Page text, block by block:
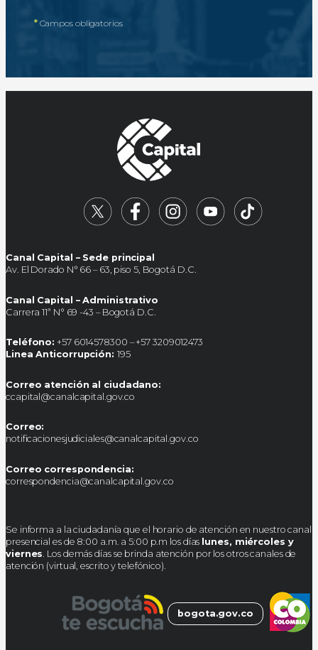
*Campos obligatorios
Canal Capital – Sede principal
Av. El Dorado N° 66 – 63, piso 5, Bogotá D.C.
Canal Capital – Administrativo
Carrera 11ª N° 69 -43 – Bogotá D.C.
Teléfono: +57 6014578300 – +57 3209012473
Linea Anticorrupción: 195
Correo atención al ciudadano:
ccapital@canalcapital.gov.co
Correo:
notificacionesjudiciales@canalcapital.gov.co
Correo correspondencia:
correspondencia@canalcapital.gov.co
Se informa a la ciudadanía que el horario de atención en nuestro canal
presencial es de 8:00 a.m. a 5:00 p.m los días lunes, miércoles y
viernes. Los demás días se brinda atención por los otros canales de
atención (virtual, escrito y telefónico).
bogota.gov.co